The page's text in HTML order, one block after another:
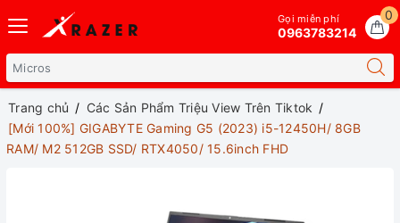
0
Gọi miễn phí
0963783214
Trang chủ
Các Sản Phẩm Triệu View Trên Tiktok
[Mới 100%] GIGABYTE Gaming G5 (2023) i5-12450H/ 8GB
RAM/ M2 512GB SSD/ RTX4050/ 15.6inch FHD